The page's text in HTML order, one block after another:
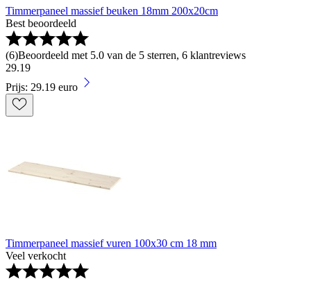
Timmerpaneel massief beuken 18mm 200x20cm
Best beoordeeld
(6)Beoordeeld met 5.0 van de 5 sterren, 6 klantreviews
29.19
Prijs: 29.19 euro
Timmerpaneel massief vuren 100x30 cm 18 mm
Veel verkocht